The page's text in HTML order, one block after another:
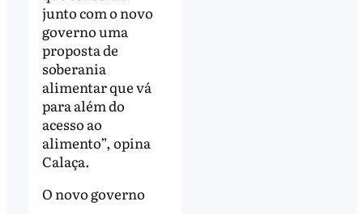
junto com o novo
governo uma
proposta de
soberania
alimentar que vá
para além do
acesso ao
alimento”, opina
Calaça.
O novo governo